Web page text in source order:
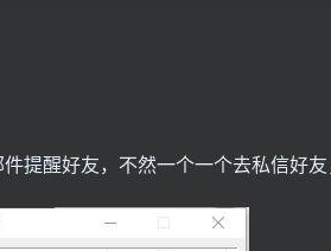
提醒好友，不然一个一个去私信好